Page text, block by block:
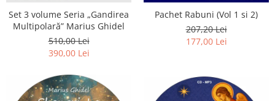
Set 3 volume Seria „Gandirea
Multipolară” Marius Ghidel
510,00 Lei
390,00 Lei
Pachet Rabuni (Vol 1 si 2)
207,20 Lei
177,00 Lei